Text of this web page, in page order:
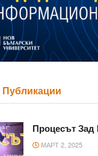
Публикации
Процесът Зад
МАРТ 2, 2025